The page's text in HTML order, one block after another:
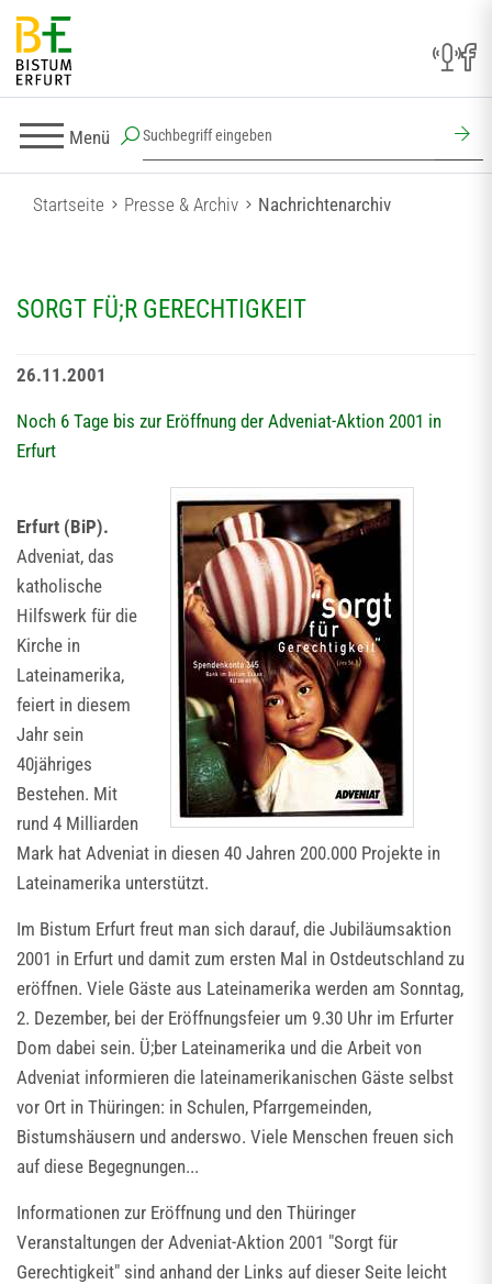
Menü
Startseite Presse & Archiv Nachrichtenarchiv
SORGT FÜ;R GERECHTIGKEIT
26.11.2001
Noch 6 Tage bis zur Eröffnung der Adveniat-Aktion 2001 in
Erfurt
Erfurt (BiP).
Adveniat, das
katholische
Hilfswerk für die
Kirche in
Lateinamerika,
feiert in diesem
Jahr sein
40jähriges
Bestehen. Mit
rund 4 Milliarden
Mark hat Adveniat in diesen 40 Jahren 200.000 Projekte in
Lateinamerika unterstützt.
Im Bistum Erfurt freut man sich darauf, die Jubiläumsaktion
2001 in Erfurt und damit zum ersten Mal in Ostdeutschland zu
eröffnen. Viele Gäste aus Lateinamerika werden am Sonntag,
2. Dezember, bei der Eröffnungsfeier um 9.30 Uhr im Erfurter
Dom dabei sein. Ü;ber Lateinamerika und die Arbeit von
Adveniat informieren die lateinamerikanischen Gäste selbst
vor Ort in Thüringen: in Schulen, Pfarrgemeinden,
Bistumshäusern und anderswo. Viele Menschen freuen sich
auf diese Begegnungen...
Informationen zur Eröffnung und den Thüringer
Veranstaltungen der Adveniat-Aktion 2001 "Sorgt für
Gerechtigkeit" sind anhand der Links auf dieser Seite leicht